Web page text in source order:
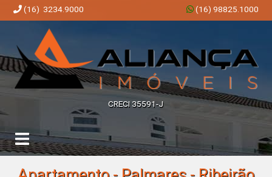
(16) 3234.9000 (16) 98825.1000
CRECI 35591-J